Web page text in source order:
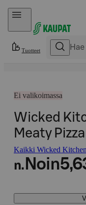
Hyppää sisältöön
Tuotteet
Ei valikoimassa
Wicked
Meaty
Kaikki Wicked
n. Noin